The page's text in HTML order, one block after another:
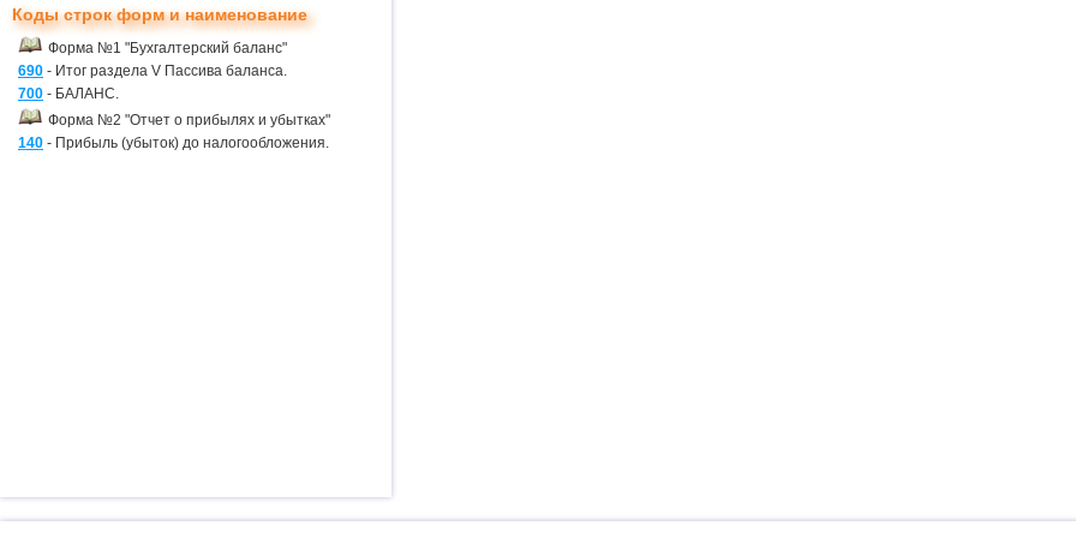
Коды строк форм и наименование
Форма №1 "Бухгалтерский баланс"
690 - Итог раздела V Пассива баланса.
700 - БАЛАНС.
Форма №2 "Отчет о прибылях и убытках"
140 - Прибыль (убыток) до налогообложения.